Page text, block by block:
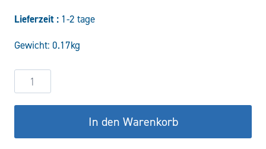
war:
20,28 €
Lieferzeit : 1-2 tage
Gewicht: 0.17kg
Gelenkauge
TS-
16C
Menge
In den Warenkorb